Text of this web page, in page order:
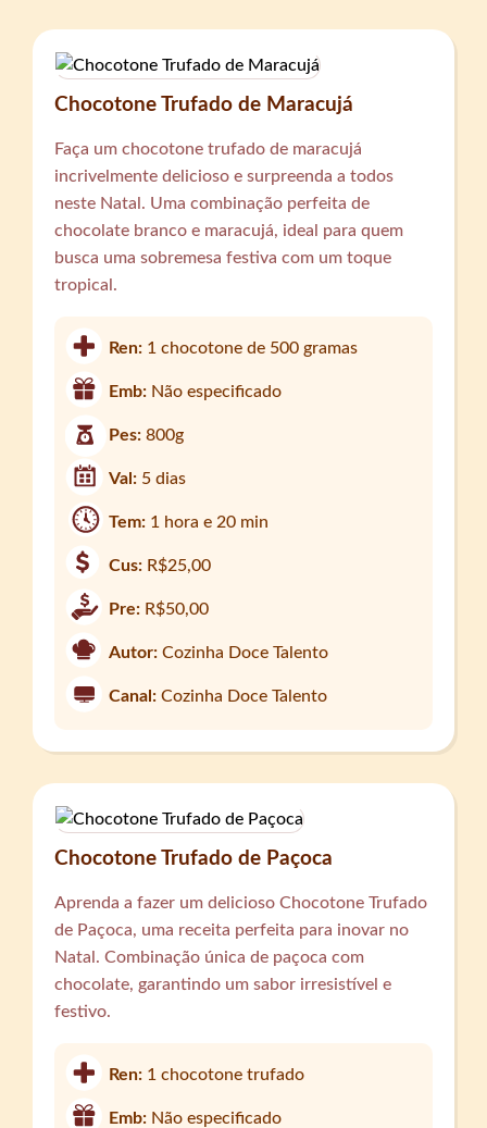
Chocotone Trufado de Maracujá
Faça um chocotone trufado de maracujá
incrivelmente delicioso e surpreenda a todos
neste Natal. Uma combinação perfeita de
chocolate branco e maracujá, ideal para quem
busca uma sobremesa festiva com um toque
tropical.
Ren: 1 chocotone de 500 gramas
Emb: Não especificado
Pes:800g
Val: 5 dias
Tem: 1 hora e 20 min
Cus: R$25,00
Pre: R$50,00
Autor: Cozinha Doce Talento
Canal: Cozinha Doce Talento
Chocotone Trufado de Paçoca
Aprenda a fazer um delicioso Chocotone Trufado
de Paçoca, uma receita perfeita para inovar no
Natal. Combinação única de paçoca com
chocolate, garantindo um sabor irresistível e
festivo.
Ren: 1 chocotone trufado
Emb: Não especificado